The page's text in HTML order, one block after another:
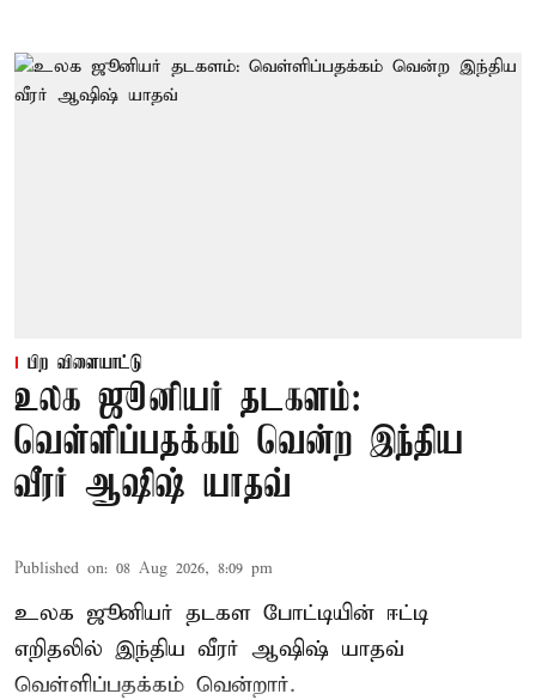
பிற விளையாட்டு
உலக ஜூனியர் தடகளம்:
வெள்ளிப்பதக்கம் வென்ற இந்திய
வீரர் ஆஷிஷ் யாதவ்
Published on: 08 Aug 2026, 8:09 pm
உலக ஜூனியர் தடகள போட்டியின் ஈட்டி
எறிதலில் இந்திய வீரர் ஆஷிஷ் யாதவ்
வெள்ளிப்பதக்கம் வென்றார்.